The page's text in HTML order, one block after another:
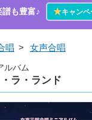
譜も豊富♪
★キャン
唱 > 女声合唱
ルバム
ラ・ランド